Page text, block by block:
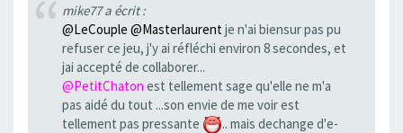
mike77 a écrit :
@LeCouple @Masterlaurent je n'ai biensur pas pu
refuser ce jeu, j'y ai réfléchi environ 8 secondes, et
jai accepté de collaborer...
@PetitChaton est tellement sage qu'elle ne m'a
pas aidé du tout ...son envie de me voir est
tellement pas pressante
.. mais dechange d'e-